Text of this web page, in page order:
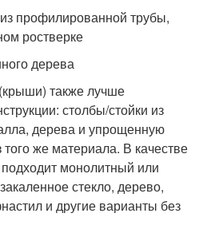
профилированной трубы,
ростверке
дерева
также лучше
столбы/стойки из
дерева и упрощенную
же материала. В качестве
монолитный или
стекло, дерево,
и другие варианты без